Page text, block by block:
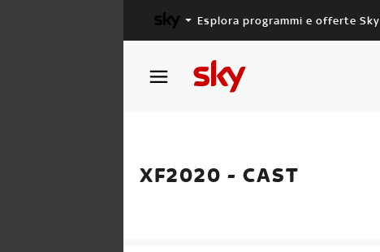
Esplora programmi e offerte Sky
XF2020 - CAST